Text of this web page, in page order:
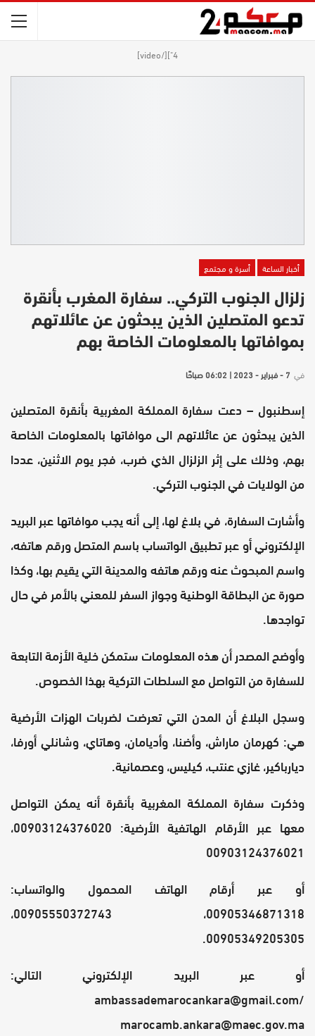
4"][/video]
أخبار الساعة أسرة و مجتمع
زلزال الجنوب التركي.. سفارة المغرب بأنقرة
تدعو المتصلين الذين يبحثون عن عائلاتهم
بموافاتها بالمعلومات الخاصة بهم
في 7 - فبراير - 2023 | 06:02 صباحًا
إسطنبول – دعت سفارة المملكة المغربية بأنقرة المتصلين
الذين يبحثون عن عائلاتهم الى موافاتها بالمعلومات الخاصة
بهم، وذلك على إثر الزلزال الذي ضرب، فجر يوم الاثنين، عددا
من الولايات في الجنوب التركي.
وأشارت السفارة، في بلاغ لها، إلى أنه يجب موافاتها عبر البريد
الإلكتروني أو عبر تطبيق الواتساب باسم المتصل ورقم هاتفه،
واسم المبحوث عنه ورقم هاتفه والمدينة التي يقيم بها، وكذا
صورة عن البطاقة الوطنية وجواز السفر للمعني بالأمر في حال
تواجدها.
وأوضح المصدر أن هذه المعلومات ستمكن خلية الأزمة التابعة
للسفارة من التواصل مع السلطات التركية بهذا الخصوص.
وسجل البلاغ أن المدن التي تعرضت لضربات الهزات الأرضية
هي: كهرمان ماراش، وأضنا، وأديامان، وهاتاي، وشانلي أورفا،
ديارباكير، غازي عنتب، كيليس، وعصمانية.
وذكرت سفارة المملكة المغربية بأنقرة أنه يمكن التواصل
معها عبر الأرقام الهاتفية الأرضية: 00903124376020،
00903124376021
أو عبر أرقام الهاتف المحمول والواتساب:
00905346871318، 00905550372743،
00905349205305.
أو عبر البريد الإلكتروني التالي:
ambassademarocankara@gmail.com/
marocamb.ankara@maec.gov.ma